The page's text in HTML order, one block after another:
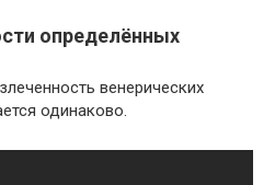
определённых
венерических
одинаково.